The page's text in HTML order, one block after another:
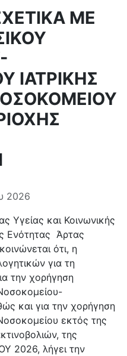
ΜΕ
ΙΑΤΡΙΚΗΣ
2026
Υγείας και Κοινωνικής
Ενότητας Άρτας
ότι, η
για τη
την χορήγηση
και για την χορήγηση
εκτός της
της
2026, λήγει την